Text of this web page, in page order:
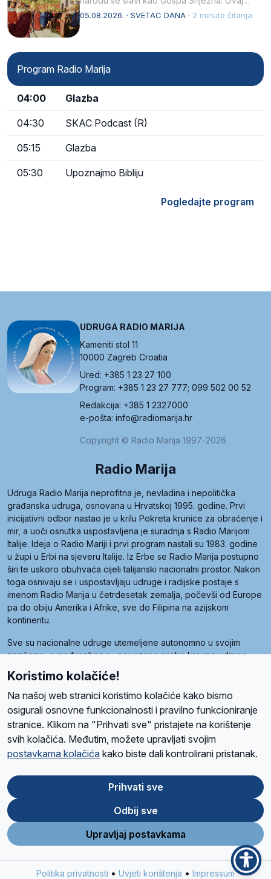
naziv, Sancta Maria…
05.08.2026. · SVETAC DANA · 2 minute čitanja
Program Radio Marija
04:00 Glazba
04:30 SKAC Podcast (R)
05:15 Glazba
05:30 Upoznajmo Bibliju
Pogledajte program
UDRUGA RADIO MARIJA
Kameniti stol 11
10000 Zagreb Croatia
Ured: +385 1 23 27 100
Program: +385 1 23 27 777; 099 502 00 52
Redakcija: +385 1 2327000
e-pošta: info@radiomarija.hr
Copyright © Radio Marija 1997-2026
Radio Marija
Udruga Radio Marija neprofitna je, nevladina i nepolitička
građanska udruga, osnovana u Hrvatskoj 1995. godine. Prvi
inicijativni odbor nastao je u krilu Pokreta krunice za obraćenje i
mir, a uoči osnutka uspostavljena je suradnja s Radio Marijom
Italije. Ideja o Radio Mariji i prvi program nastali su 1983. godine
u župi u Erbi na sjeveru Italije. Iz Erbe se Radio Marija postupno
širi te uskoro obuhvaća cijeli talijanski nacionalni prostor. Nakon
toga osnivaju se i uspostavljaju udruge i radijske postaje s
imenom Radio Marija u četrdesetak zemalja, počevši od Europe
pa do obiju Amerika i Afrike, sve do Filipina na azijskom
kontinentu.
Sve su nacionalne udruge utemeljene autonomno u svojim
zemljama, a međusobna su povezane preko krovne udruge
Radio Maria). Svjetsku obitelj utemeljilo je sedam članica, među
kojima je i hrvatska Udruga Radio Marija.
O namaRadio ProgramVolonteriPrijateljiKontaktPravila privatnosti
Ova stranica je zaštićena Google reCAPTCHA sustavom
Store
Google
Play
Koristimo kolačiće!
Na našoj web stranici koristimo kolačiće kako bismo
osigurali osnovne funkcionalnosti i pravilno funkcioniranje
stranice. Klikom na "Prihvati sve" pristajete na korištenje
svih kolačića. Međutim, možete upravljati svojim
postavkama kolačića kako biste dali kontrolirani pristanak.
Prihvati sve
Odbij sve
Upravljaj postavkama
Politika privatnosti • Uvjeti korištenja • Impressum